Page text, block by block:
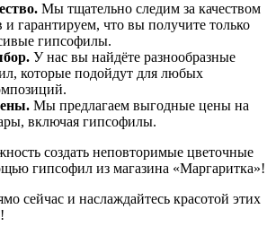
Мы тщательно следим за качеством
гарантируем, что вы получите только
гипсофилы.
У нас вы найдёте разнообразные
которые подойдут для любых
Мы предлагаем выгодные цены на
включая гипсофилы.
создать неповторимые цветочные
гипсофил из магазина «Маргаритка»!
сейчас и наслаждайтесь красотой этих